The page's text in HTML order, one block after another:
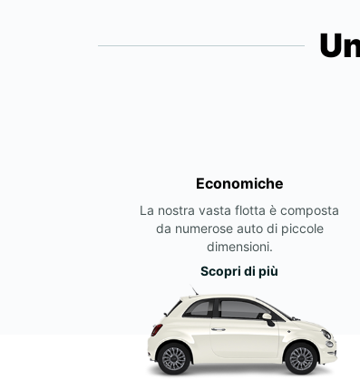
Economiche
La nostra vasta flotta è composta
da numerose auto di piccole
dimensioni.
Scopri di più